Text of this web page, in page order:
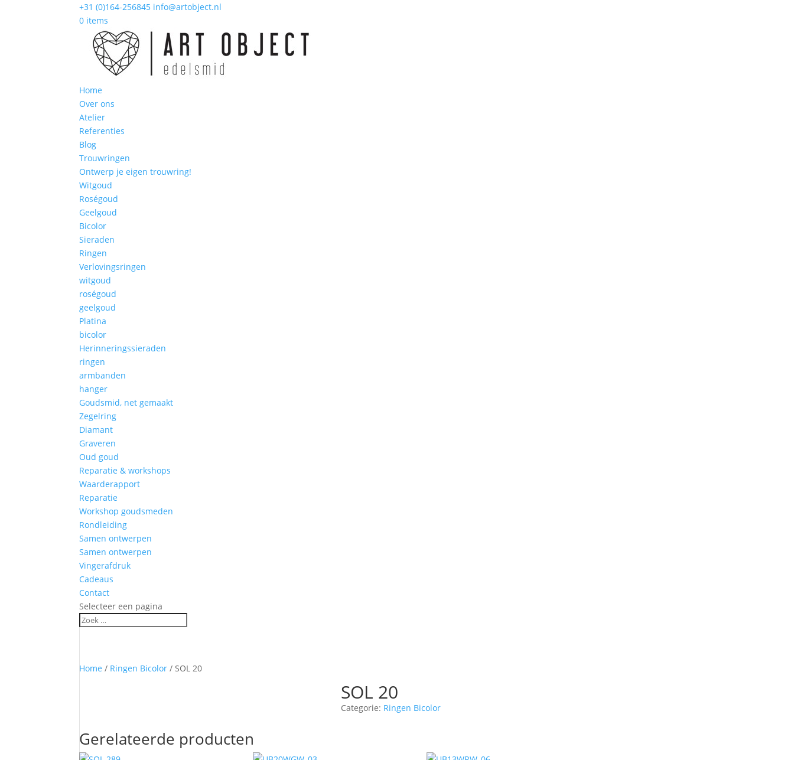
+31 (0)164-256845 info@artobject.nl
0 items
Home
Over ons
Atelier
Referenties
Blog
Trouwringen
Ontwerp je eigen trouwring!
Witgoud
Roségoud
Geelgoud
Bicolor
Sieraden
Ringen
Verlovingsringen
witgoud
roségoud
geelgoud
Platina
bicolor
Herinneringssieraden
ringen
armbanden
hanger
Goudsmid, net gemaakt
Zegelring
Diamant
Graveren
Oud goud
Reparatie & workshops
Waarderapport
Reparatie
Workshop goudsmeden
Rondleiding
Samen ontwerpen
Samen ontwerpen
Vingerafdruk
Cadeaus
Contact
Selecteer een pagina
Home / Ringen Bicolor / SOL 20
SOL 20
Categorie: Ringen Bicolor
Gerelateerde producten